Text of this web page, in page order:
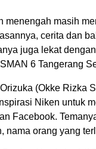
menengah masih
cerita dan
juga lekat
6 Tangerang
(Okke Rizka
Niken untuk
Facebook.
nama orang yang